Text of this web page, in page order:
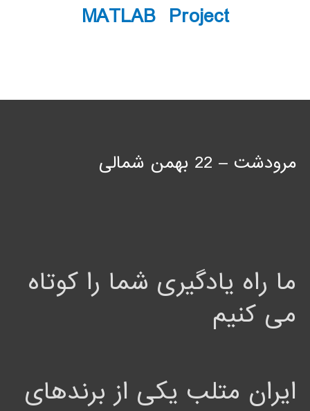
MATLAB Project
مرودشت – 22 بهمن شمالی
ما راه یادگیری شما را کوتاه
می کنیم
ایران متلب یکی از برندهای